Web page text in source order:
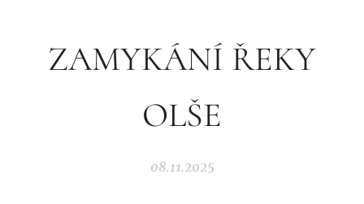
ZAMYKÁNÍ ŘEKY
OLŠE
08.11.2025